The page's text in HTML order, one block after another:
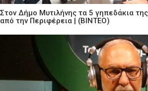
Στον Δήμο Μυτιλήνης τα 5 γηπεδάκια
από την Περιφέρεια | (ΒΙΝΤΕΟ)